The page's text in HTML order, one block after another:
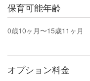
保育可能年齢
0歳10ヶ月〜15歳11ヶ月
オプション料金